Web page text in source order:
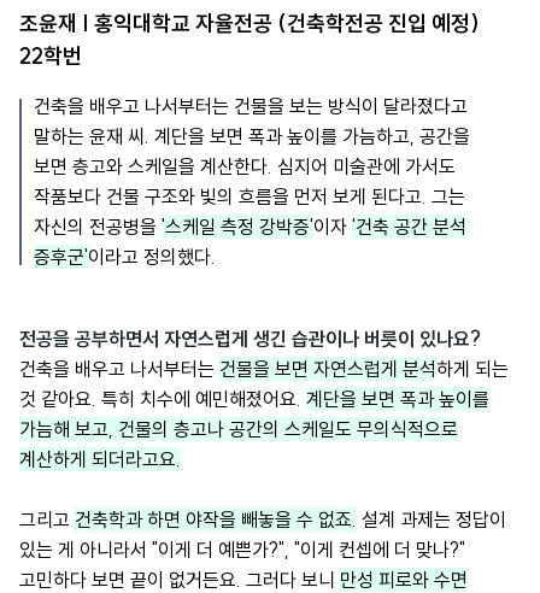
조윤재 | 홍익대학교 자율전공 (건축학전공 진입 예정)
22학번
건축을 배우고 나서부터는 건물을 보는 방식이 달라졌다고
말하는 윤재 씨. 계단을 보면 폭과 높이를 가늠하고, 공간을
보면 층고와 스케일을 계산한다. 심지어 미술관에 가서도
작품보다 건물 구조와 빛의 흐름을 먼저 보게 된다고. 그는
자신의 전공병을 '스케일 측정 강박증'이자 '건축 공간 분석
증후군'이라고 정의했다.
전공을 공부하면서 자연스럽게 생긴 습관이나 버릇이 있나요?
건축을 배우고 나서부터는 건물을 보면 자연스럽게 분석하게 되는
것 같아요. 특히 치수에 예민해졌어요. 계단을 보면 폭과 높이를
가늠해 보고, 건물의 층고나 공간의 스케일도 무의식적으로
계산하게 되더라고요.
그리고 건축학과 하면 야작을 빼놓을 수 없죠. 설계 과제는 정답이
있는 게 아니라서 "이게 더 예쁜가?", "이게 컨셉에 더 맞나?"
고민하다 보면 끝이 없거든요. 그러다 보니 만성 피로와 수면